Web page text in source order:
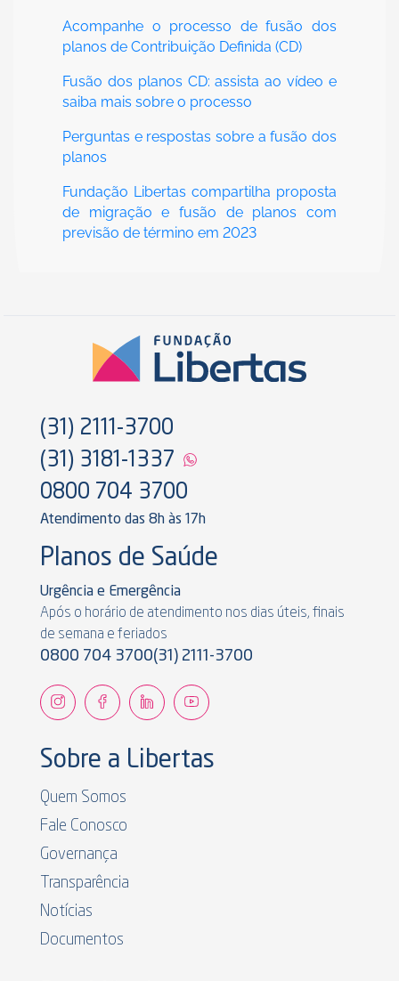
Acompanhe o processo de fusão dos
planos de Contribuição Definida (CD)
Fusão dos planos CD: assista ao vídeo e
saiba mais sobre o processo
Perguntas e respostas sobre a fusão dos
planos
Fundação Libertas compartilha proposta
de migração e fusão de planos com
previsão de término em 2023
(31) 2111-3700
(31) 3181-1337
0800 704 3700
Atendimento das 8h às 17h
Planos de Saúde
Urgência e Emergência
Após o horário de atendimento nos dias úteis, finais
de semana e feriados
0800 704 3700(31) 2111-3700
Sobre a Libertas
Quem Somos
Fale Conosco
Governança
Transparência
Notícias
Documentos